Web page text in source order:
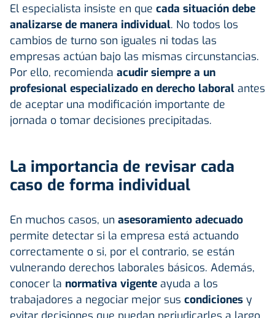
El especialista insiste en que cada situación debe
analizarse de manera individual. No todos los
cambios de turno son iguales ni todas las
empresas actúan bajo las mismas circunstancias.
Por ello, recomienda acudir siempre a un
profesional especializado en derecho laboral antes
de aceptar una modificación importante de
jornada o tomar decisiones precipitadas.
La importancia de revisar cada
caso de forma individual
En muchos casos, un asesoramiento adecuado
permite detectar si la empresa está actuando
correctamente o si, por el contrario, se están
vulnerando derechos laborales básicos. Además,
conocer la normativa vigente ayuda a los
trabajadores a negociar mejor sus condiciones y